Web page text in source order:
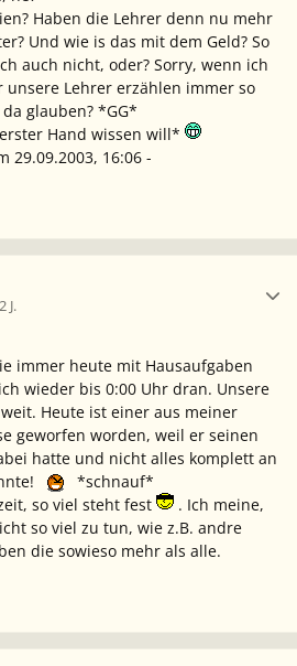
Haben die Lehrer denn nu mehr
Und wie is das mit dem Geld? So
auch nicht, oder? Sorry, wenn ich
Lehrer erzählen immer so
glauben? *GG*
Hand wissen will*
29.09.2003, 16:06 -
J.
immer heute mit Hausaufgaben
wieder bis 0:00 Uhr dran. Unsere
Heute ist einer aus meiner
geworfen worden, weil er seinen
hatte und nicht alles komplett an
*schnauf*
so viel steht fest
. Ich meine,
so viel zu tun, wie z.B. andre
die sowieso mehr als alle.